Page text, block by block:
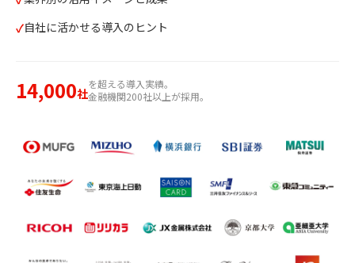
自社に活かせる導入のヒント
14,000社
を超える導入実績。
金融機関200社以上が採用。